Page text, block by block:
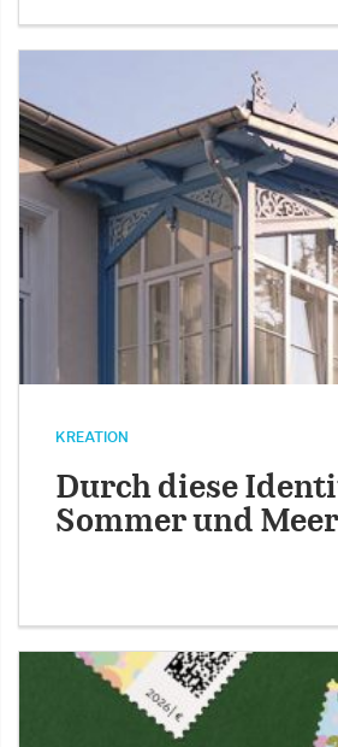
KREATION
Durch diese
Sommer und